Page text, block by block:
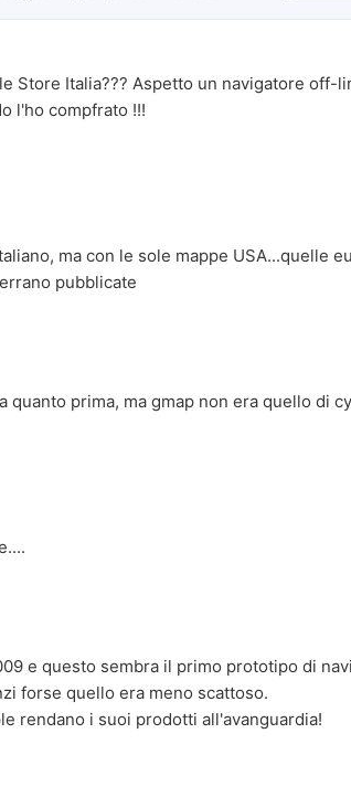
Store Italia??? Aspetto un navigatore off-
l'ho compfrato !!!
ma con le sole mappe USA...quelle
pubblicate
quanto prima, ma gmap non era quello di
e questo sembra il primo prototipo di
forse quello era meno scattoso.
rendano i suoi prodotti all'avanguardia!